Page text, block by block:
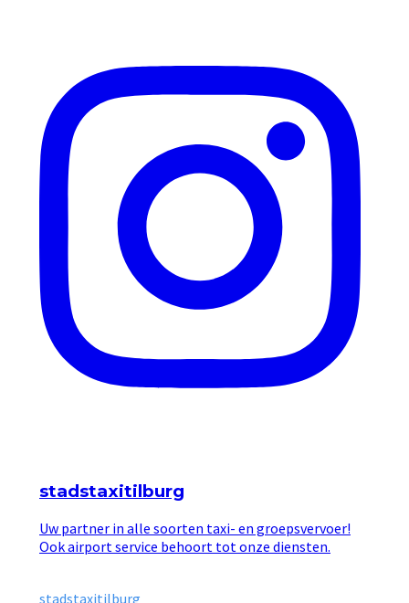
stadstaxitilburg
Uw partner in alle soorten taxi- en groepsvervoer!
Ook airport service behoort tot onze diensten.
stadstaxitilburg